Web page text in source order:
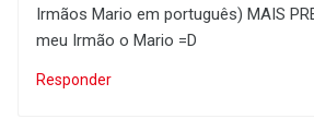
Irmãos Mario em português) MAIS
meu Irmão o Mario =D
Responder